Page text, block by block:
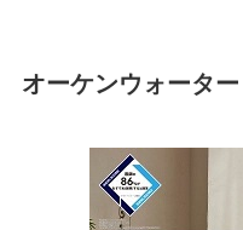
オーケンウォーター